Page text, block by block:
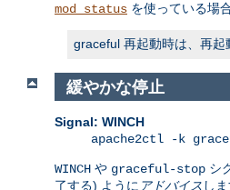
mod_status を使っている場合
graceful 再起動時は、再起
緩やかな停止
Signal: WINCH
apache2ctl -k
WINCH や graceful-stop シ
了する) ように アドバイス し